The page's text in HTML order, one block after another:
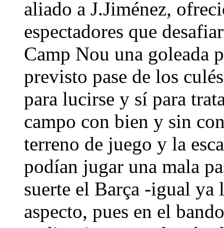
aliado a J.Jiménez,
espectadores que
Camp Nou una goleada
previsto pase de los
para lucirse y sí para
campo con bien y sin
terreno de juego y la
podían jugar una mala
suerte el Barça -igual ya
aspecto, pues en el